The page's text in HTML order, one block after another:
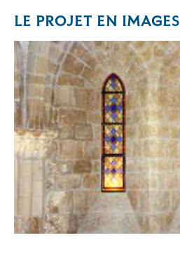
LE PROJET EN IMAGES